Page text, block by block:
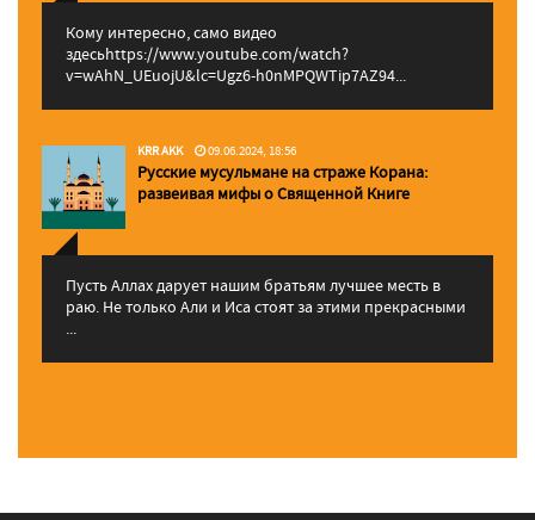
Кому интересно, само видео
здесьhttps://www.youtube.com/watch?
v=wAhN_UEuojU&lc=Ugz6-h0nMPQWTip7AZ94...
KRR AKK 09.06.2024, 18:56
Русские мусульмане на страже Корана:
pазвеивая мифы о Священной Книге
Пусть Аллах дарует нашим братьям лучшее месть в
раю. Не только Али и Иса стоят за этими прекрасными
...